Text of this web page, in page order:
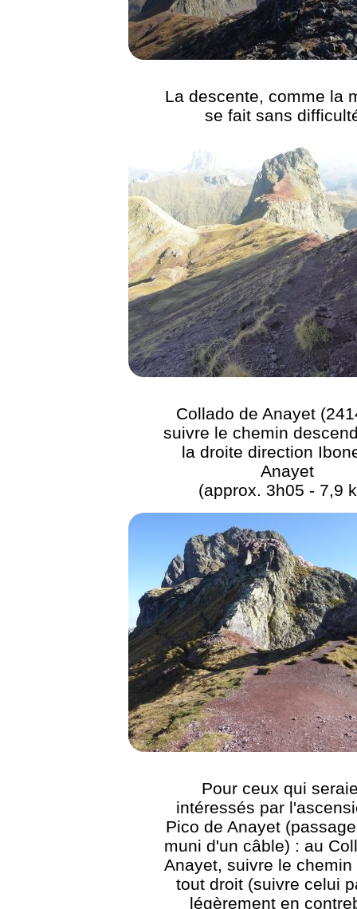
La descente, comme la
se fait sans
Collado de Anayet
suivre le chemin
la droite direction
Anayet
(approx. 3h05 - 7,9
Pour ceux qui
intéressés par
Pico de Anayet
muni d'un câble) : au
Anayet, suivre le chemin
tout droit (suivre celui
légèrement en